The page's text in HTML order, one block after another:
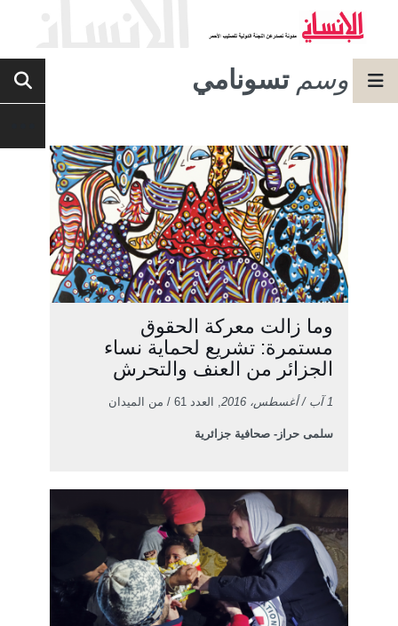
وسم تسونامي
وما زالت معركة الحقوق
مستمرة: تشريع لحماية نساء
الجزائر من العنف والتحرش
1 آب / أغسطس، 2016 , العدد 61 / من الميدان
سلمى حراز- صحافية جزائرية